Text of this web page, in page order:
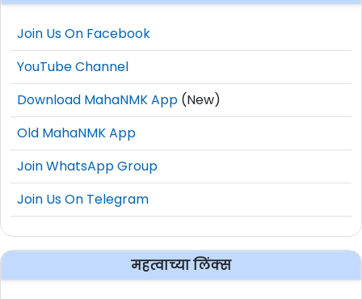
Join Us On Facebook
YouTube Channel
Download MahaNMK App (New)
Old MahaNMK App
Join WhatsApp Group
Join Us On Telegram
महत्वाच्या लिंक्स